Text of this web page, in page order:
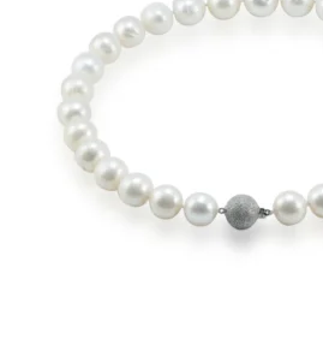
Mistique Love
Zásnubné prstne z kolekcie